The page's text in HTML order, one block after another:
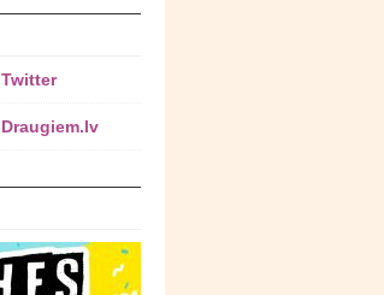
Twitter
Draugiem.lv